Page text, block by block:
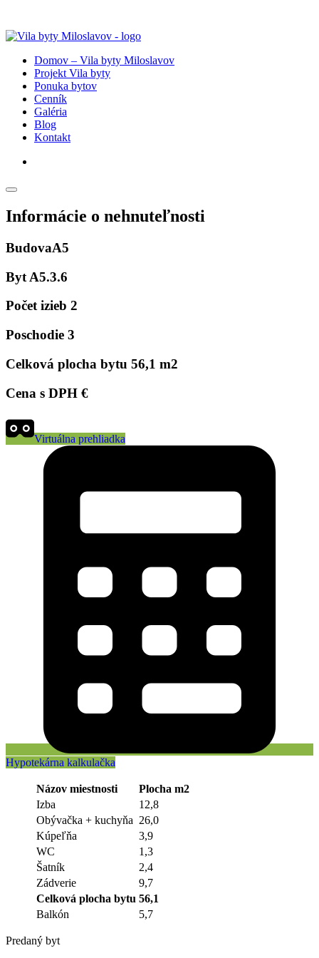
Domov – Vila byty Miloslavov
Projekt Vila byty
Ponuka bytov
Cenník
Galéria
Blog
Kontakt
Informácie o nehnuteľnosti
BudovaA5
Byt A5.3.6
Počet izieb 2
Poschodie 3
Celková plocha bytu 56,1 m2
Cena s DPH €
Virtuálna prehliadka
Hypotekárna kalkulačka
Názov miestnosti
Plocha m2
Izba
12,8
Obývačka + kuchyňa 26,0
Kúpeľňa
3,9
WC
1,3
Šatník
2,4
Zádverie
9,7
Celková plocha bytu 56,1
Balkón
5,7
Predaný byt